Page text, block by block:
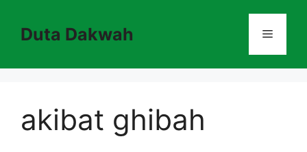
contentDuta Dakwah Menu
akibat ghibah